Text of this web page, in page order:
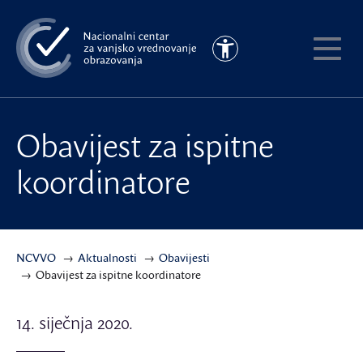
na
glavni
sadržaj
Pristupačnost
Obavijest za ispitne
koordinatore
NCVVO Aktualnosti
Obavijesti
Obavijest za ispitne koordinatore
14. siječnja 2020.